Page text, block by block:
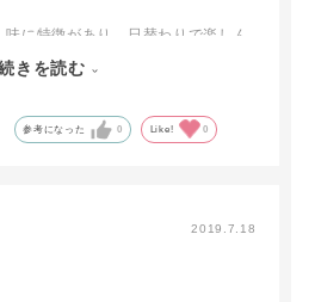
に特徴があり、日替わりで楽しん
プレゼントし喜ばれています。
きを読む
参考になった 0 Like! 0
2019.7.18